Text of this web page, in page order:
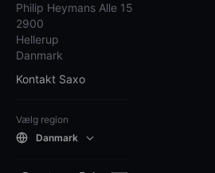
Philip Heymans Alle 15
2900
Hellerup
Danmark
Kontakt Saxo
Vælg region
Danmark